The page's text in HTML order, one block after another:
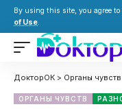
By using this site, you agree
of Use.
ДокторОК > Органы чувств
ОРГАНЫ ЧУВСТВ